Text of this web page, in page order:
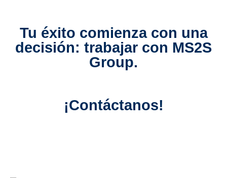
Tu éxito comienza con una
decisión: trabajar con MS2S
Group.
¡Contáctanos!